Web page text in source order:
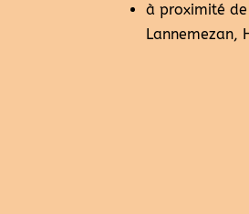
à proximité
Lannemezan,